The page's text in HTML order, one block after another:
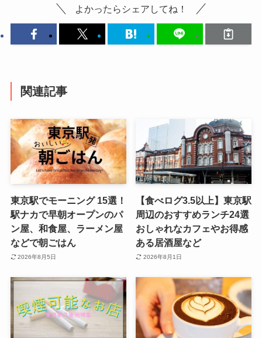
よかったらシェアしてね！
関連記事
東京駅でモーニング 15選！
駅ナカで早朝オープンのパ
ン屋、和食屋、ラーメン屋
などで朝ごはん
2026年8月5日
【食べログ3.5以上】東京駅
周辺のおすすめランチ24選
おしゃれなカフェやお得感
ある居酒屋など
2026年8月1日